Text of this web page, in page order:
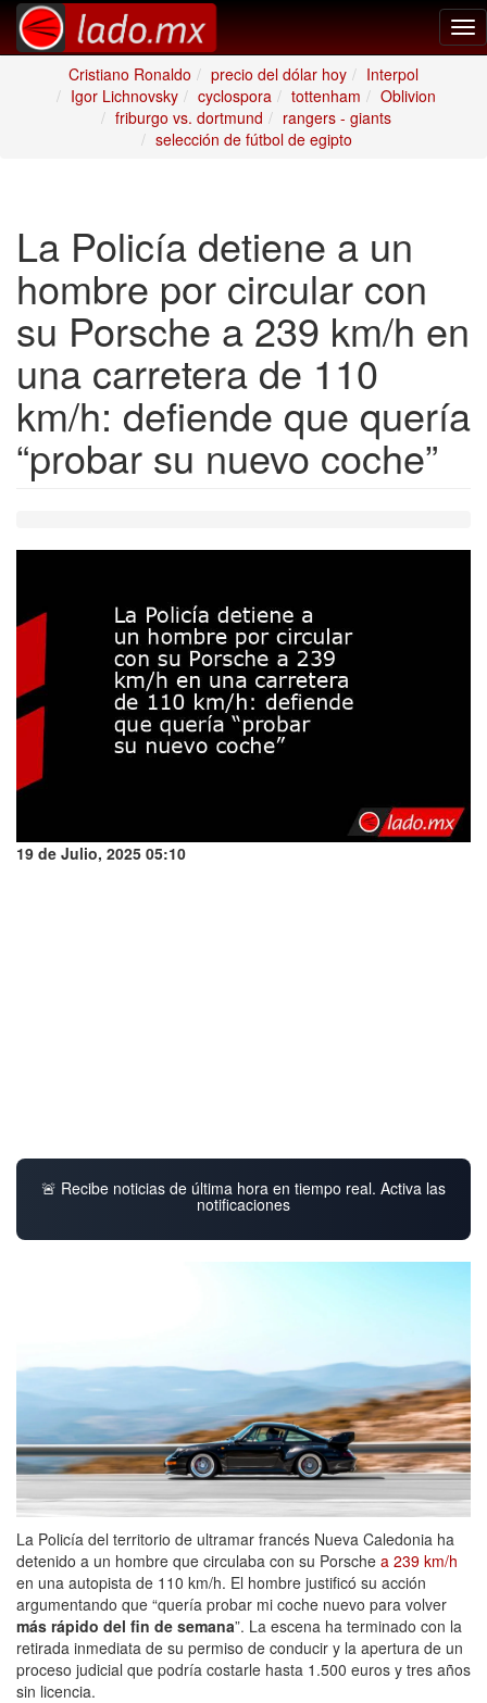
Cristiano Ronaldo
precio del dólar hoy
Interpol
Igor Lichnovsky
cyclospora tottenham
Oblivion
friburgo vs. dortmund
rangers - giants
selección de fútbol de egipto
La Policía detiene a un
hombre por circular con
su Porsche a 239 km/h en
una carretera de 110
km/h: defiende que quería
“probar su nuevo coche”
19 de Julio, 2025 05:10
🚨 Recibe noticias de última hora en tiempo real. Activa las
notificaciones
La Policía del territorio de ultramar francés Nueva Caledonia ha
detenido a un hombre que circulaba con su Porsche a 239 km/h
en una autopista de 110 km/h. El hombre justificó su acción
argumentando que “quería probar mi coche nuevo para volver
más rápido del fin de semana”. La escena ha terminado con la
retirada inmediata de su permiso de conducir y la apertura de un
proceso judicial que podría costarle hasta 1.500 euros y tres años
sin licencia.